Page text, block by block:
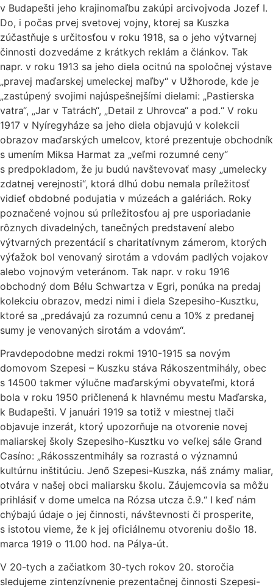
v Budapešti jeho krajinomaľbu zakúpi arcivojvoda Jozef I.
Do, i počas prvej svetovej vojny, ktorej sa Kuszka
zúčastňuje s určitosťou v roku 1918, sa o jeho výtvarnej
činnosti dozvedáme z krátkych reklám a článkov. Tak
napr. v roku 1913 sa jeho diela ocitnú na spoločnej výstave
„pravej maďarskej umeleckej maľby“ v Užhorode, kde je
„zastúpený svojimi najúspešnejšími dielami: „Pastierska
vatra“, „Jar v Tatrách“, „Detail z Uhrovca“ a pod.“ V roku
1917 v Nyíregyháze sa jeho diela objavujú v kolekcii
obrazov maďarských umelcov, ktoré prezentuje obchodník
s umením Miksa Harmat za „veľmi rozumné ceny“
s predpokladom, že ju budú navštevovať masy „umelecky
zdatnej verejnosti“, ktorá dlhú dobu nemala príležitosť
vidieť obdobné podujatia v múzeách a galériách. Roky
poznačené vojnou sú príležitosťou aj pre usporiadanie
rôznych divadelných, tanečných predstavení alebo
výtvarných prezentácií s charitatívnym zámerom, ktorých
výťažok bol venovaný sirotám a vdovám padlých vojakov
alebo vojnovým veteránom. Tak napr. v roku 1916
obchodný dom Bélu Schwartza v Egri, ponúka na predaj
kolekciu obrazov, medzi nimi i diela Szepesiho-Kusztku,
ktoré sa „predávajú za rozumnú cenu a 10% z predanej
sumy je venovaných sirotám a vdovám“.
Pravdepodobne medzi rokmi 1910-1915 sa novým
domovom Szepesi – Kuszku stáva Rákoszentmihály, obec
s 14500 takmer výlučne maďarskými obyvateľmi, ktorá
bola v roku 1950 pričlenená k hlavnému mestu Maďarska,
k Budapešti. V januári 1919 sa totiž v miestnej tlači
objavuje inzerát, ktorý upozorňuje na otvorenie novej
maliarskej školy Szepesiho-Kusztku vo veľkej sále Grand
Casíno: „Rákosszentmihály sa rozrastá o významnú
kultúrnu inštitúciu. Jenő Szepesi-Kuszka, náš známy maliar,
otvára v našej obci maliarsku školu. Záujemcovia sa môžu
prihlásiť v dome umelca na Rózsa utcza č.9.“ I keď nám
chýbajú údaje o jej činnosti, návštevnosti či prosperite,
s istotou vieme, že k jej oficiálnemu otvoreniu došlo 18.
marca 1919 o 11.00 hod. na Pálya-út.
V 20-tych a začiatkom 30-tych rokov 20. storočia
sledujeme zintenzívnenie prezentačnej činnosti Szepesi-